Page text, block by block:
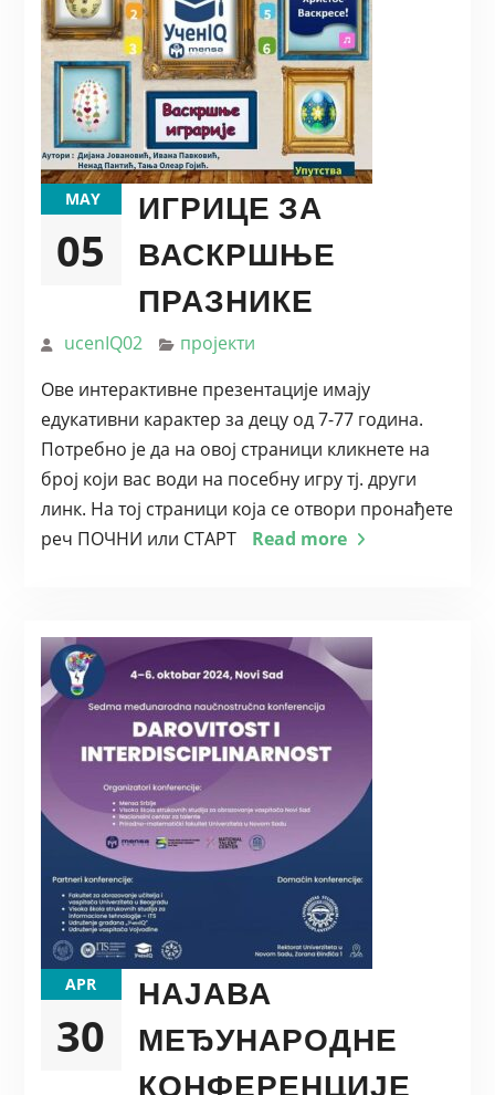
MAY
05
ИГРИЦЕ ЗА
ВАСКРШЊЕ
ПРАЗНИКЕ
ucenIQ02
пројекти
Ове интерактивне презентације имају
едукативни карактер за децу од 7-77 година.
Потребно је да на овој страници кликнете на
број који вас води на посебну игру тј. други
линк. На тој страници која се отвори пронађете
реч ПОЧНИ или СТАРТ
Read more
APR
30
НАЈАВА
МЕЂУНАРОДНЕ
КОНФЕРЕНЦИЈЕ